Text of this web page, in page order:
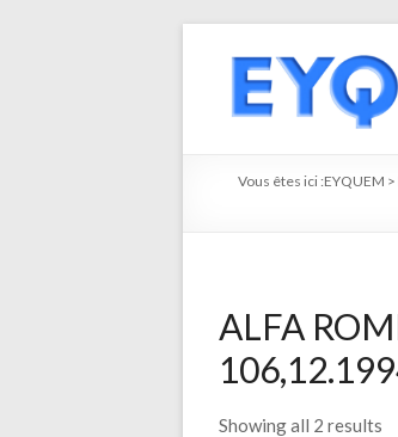
Vous êtes ici :EYQUEM >
ALFA
Showing all 2 results